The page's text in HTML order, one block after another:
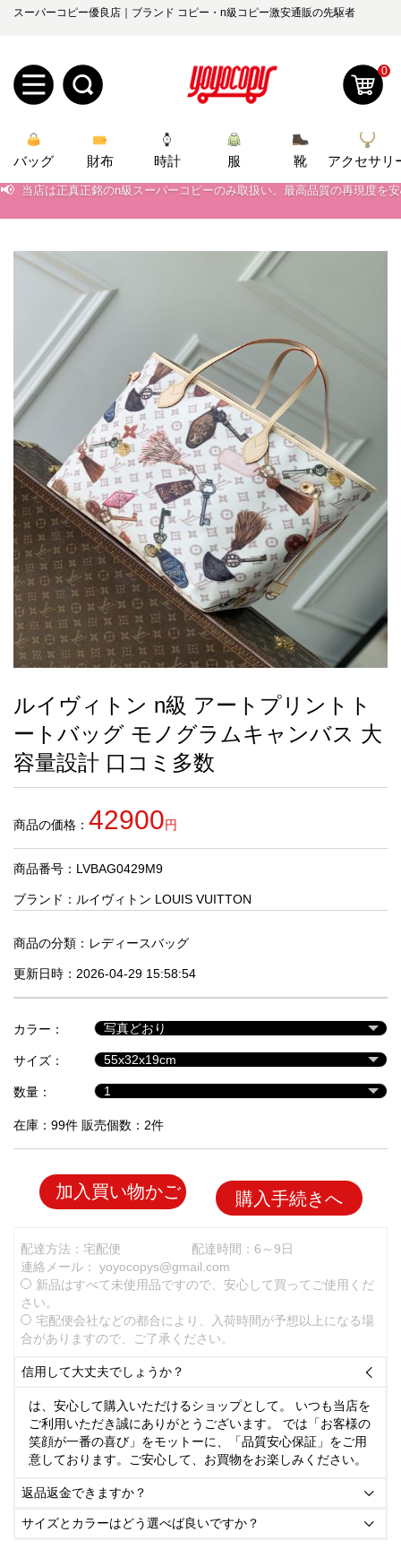
スーパーコピー優良店｜ブランド コピー・n級コピー激安通販の先駆者
規
録
ロ
ダ
ー
管
理
知
ら
せ
yoyocopys@gmail.com
2026人気特集
バッグ
財布
時計
服
ズボン
衣装セット
靴
住まい用品
アクセサリー
ベルト
スカーフ
アイフォーンケ
ース
小物
最
新
製
品
お
す
す
め
商
人
気
商
セ
ル
品
0
バッグ 財布 時計 服 靴 アクセサリ
📢 当店は正真正銘のn級スーパーコピーのみ取扱い。最高品質の再現度を
📢 2026春の新作続々更新中！期間中のご注文でお得な割引をご利用いただ
当店は正真正銘のn級スーパーコピーのみ取扱い。最高品質の再現度を
2026春の新作続々更新中！期間中のご注文でお得な割引をご利用いただ
新作入荷！ルイ・ヴィトンスーパーコピー バッグ最新モデルが登場。
ルイヴィトン n級 アートプリントト
ートバッグ モノグラムキャンバス 大
容量設計 口コミ多数
商品の価格： 42900円
商品番号：LVBAG0429M9
ブランド： ルイヴィトン LOUIS VUITTON
商品の分類： レディースバッグ
更新日時：2026-04-29 15:58:54
カラー：
サイズ：
数量：
在庫：99件 販売個数：2件
加入買い物かご 購入手続きへ
配達方法：宅配便
配達時間：6～9日
連絡メール： yoyocopys@gmail.com
新品はすべて未使用品ですので、安心して買ってご使用くだ
さい。
宅配便会社などの都合により、入荷時間が予想以上になる場
合がありますので、ご了承ください。
信用して大丈夫でしょうか？ 
は、安心して購入いただけるショップとして。 いつも当店を
ご利用いただき誠にありがとうございます。 では「お客様の
笑顔が一番の喜び」をモットーに、「品質安心保証」をご用
意しております。ご安心して、お買物をお楽しみください。
返品返金できますか？ 
サイズとカラーはどう選べば良いですか？ 